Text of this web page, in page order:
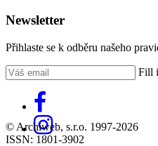
Newsletter
Přihlaste se k odběru našeho
Fill
© Archiweb, s.r.o. 1997-2026
ISSN: 1801-3902